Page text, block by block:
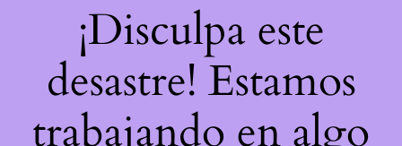
¡Disculpa este
desastre! Estamos
trabajando en algo